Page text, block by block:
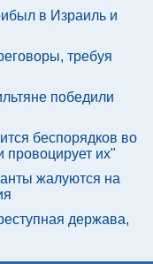
в Израиль и
требуя
победили
беспорядков во
провоцирует их"
жалуются на
держава,